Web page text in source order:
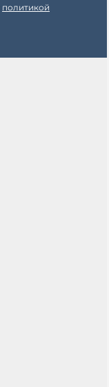
политикой